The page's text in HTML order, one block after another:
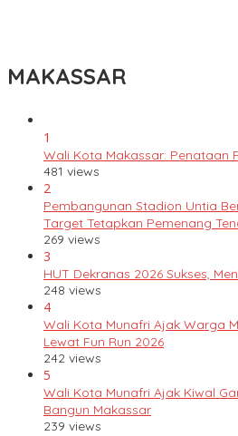
MAKASSAR
1
Wali Kota Makassar: Penataan
481 views
2
Pembangunan Stadion Untia
Target Tetapkan Pemenang
269 views
3
HUT Dekranas 2026 Sukses,
248 views
4
Wali Kota Munafri Ajak Warga
Lewat Fun Run 2026
242 views
5
Wali Kota Munafri Ajak Kiwal
Bangun Makassar
239 views